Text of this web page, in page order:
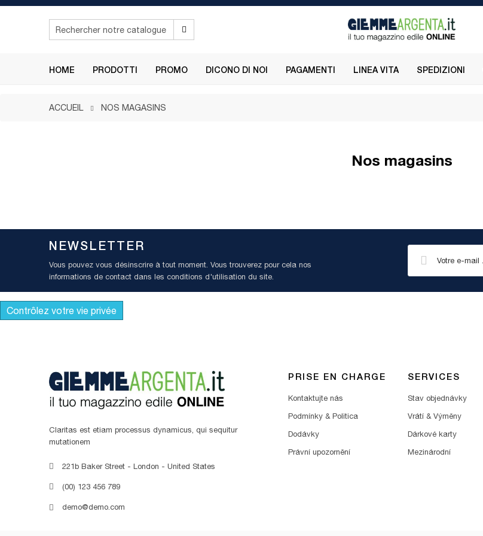
HOME PRODOTTI PROMO DICONO DI NOI PAGAMENTI LINEA VITA SPEDIZIONI
ACCUEIL NOS MAGASINS
Nos magasins
NEWSLETTER
Vous pouvez vous désinscrire à tout moment. Vous trouverez pour cela nos
informations de contact dans les conditions d'utilisation du site.
Contrôlez votre vie privée
Claritas est etiam processus dynamicus, qui sequitur
mutationem
221b Baker Street - London - United States
(00) 123 456 789
demo@demo.com
PRISE EN CHARGE
Kontaktujte nás
Podmínky & Politica
Dodávky
Právní upozornění
SERVICES
Stav objednávky
Vrátí & Výměny
Dárkové karty
Mezinárodní